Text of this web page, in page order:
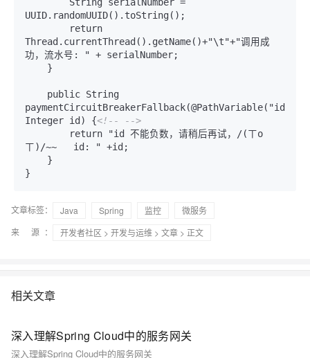
UUID.randomUUID().toString();
Thread.currentThread().getName()+"\t"+"调用成
功，流水号: " + serialNumber;
paymentCircuitBreakerFallback(@PathVariable("id")
Integer id) {<!-- -->
ㄒ)/~~   id: " +id;
文章标签： Java Spring 监控
微服务
来 源：
开发者社区 > 开发与运维 > 文章 > 正文
相关文章
深入理解Spring Cloud中的服务网关
深入理解Spring Cloud中的服务网关